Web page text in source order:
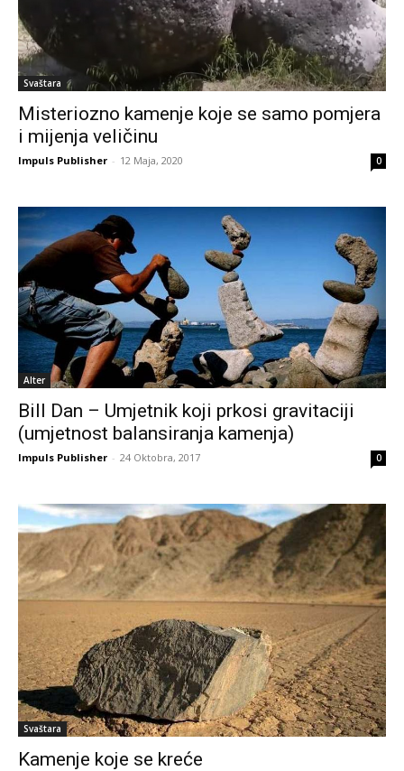
Svaštara
Misteriozno kamenje koje se samo pomjera
i mijenja veličinu
Impuls Publisher - 12 Maja, 2020 0
Alter
Bill Dan – Umjetnik koji prkosi gravitaciji
(umjetnost balansiranja kamenja)
Impuls Publisher - 24 Oktobra, 2017 0
Svaštara
Kamenje koje se kreće